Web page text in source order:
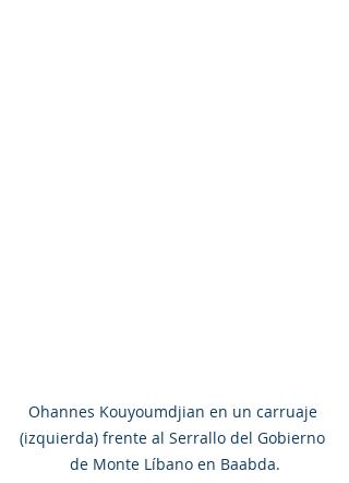
Ohannes Kouyoumdjian en un carruaje
(izquierda) frente al Serrallo del Gobierno
de Monte Líbano en Baabda.